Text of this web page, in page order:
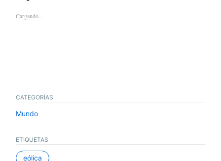
Cargando...
CATEGORÍAS
Mundo
ETIQUETAS
eólica